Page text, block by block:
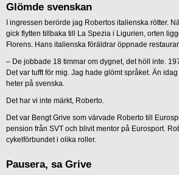
Glömde svenskan
I ingressen berörde jag Robertos italienska rötter.
gick flytten tillbaka till La Spezia i Ligurien, orten
Florens. Hans italienska föräldrar öppnade
– De jobbade 18 timmar om dygnet, det höll inte.
Det var tufft för mig. Jag hade glömt språket. Än
heter på svenska.
Det har vi inte märkt, Roberto.
Det var Bengt Grive som värvade Roberto till
pension från SVT och blivit mentor på Eurosport.
cykelförbundet i olika roller.
Pausera, sa Grive